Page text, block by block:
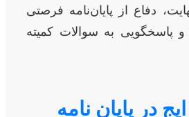
دفاع از پایان‌نامه فرصتی
و پاسخگویی به سوالات کمیته
در پایان نامه